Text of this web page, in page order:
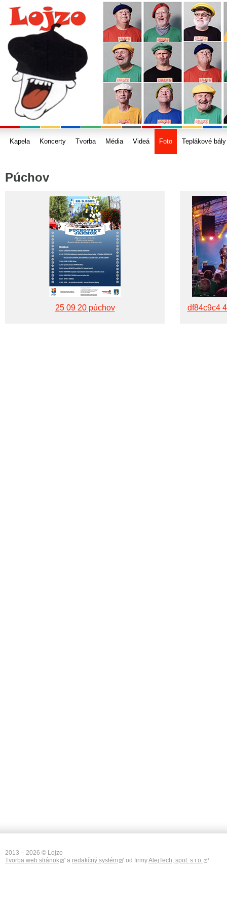
Kapela Koncerty Tvorba Média Videá Foto Teplákové bály
Púchov
25 09 20 púchov df84c9c4
2013 – 2026 © Lojzo
Tvorba web stránok
a redakčný systém od firmyAlejTech, spol. s r.o.